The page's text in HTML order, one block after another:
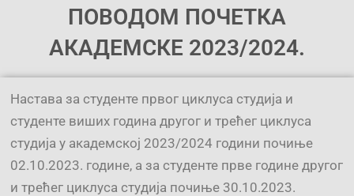
ПОВОДОМ ПОЧЕТКА
АКАДЕМСКЕ 2023/2024.
Настава за студенте првог циклуса студија и
студенте виших година другог и трећег циклуса
студија у академској 2023/2024 години почиње
02.10.2023. године, а за студенте прве године другог
и трећег циклуса студија почиње 30.10.2023.